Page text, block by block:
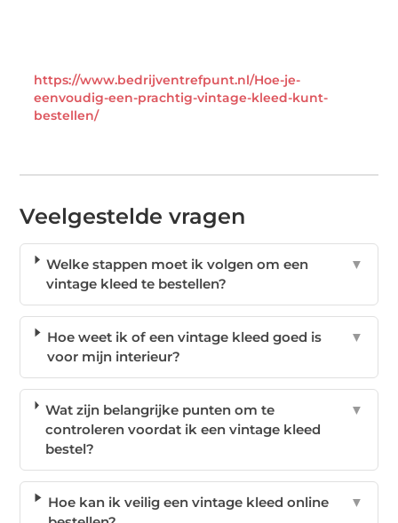
https://www.bedrijventrefpunt.nl/Hoe-je-
eenvoudig-een-prachtig-vintage-kleed-kunt-
bestellen/
Veelgestelde vragen
Welke stappen moet ik volgen om een
vintage kleed te bestellen?
▼
Hoe weet ik of een vintage kleed goed is
voor mijn interieur?
▼
Wat zijn belangrijke punten om te
controleren voordat ik een vintage kleed
bestel?
▼
Hoe kan ik veilig een vintage kleed online
▼